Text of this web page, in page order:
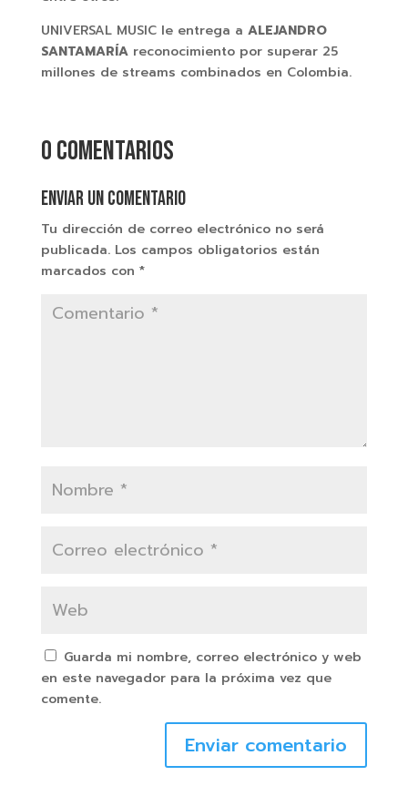
UNIVERSAL MUSIC le entrega a ALEJANDRO
SANTAMARÍAreconocimiento por superar 25
millones de streams combinados en Colombia.
0 comentarios
Enviar un comentario
Tu dirección de correo electrónico no será
publicada. Los campos obligatorios están
marcados con *
Guarda mi nombre, correo electrónico y web
en este navegador para la próxima vez que
comente.
Enviar comentario